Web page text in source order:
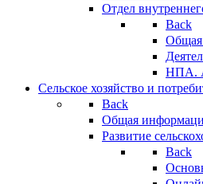
Отдел
Back
НПА.
Сельское хозяйство и
Back
Общая
Развитие
Back